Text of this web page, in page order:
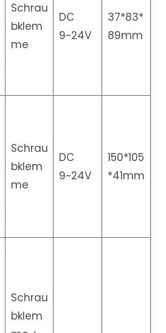
Schrau
bklem
me
DC
9~24V
37*83*
89mm
Schrau
bklem
me
DC
9~24V
150*105
*41mm
Schrau
bklem